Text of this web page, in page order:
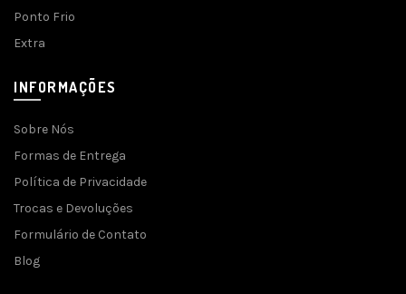
Ponto Frio
Extra
INFORMAÇÕES
Sobre Nós
Formas de Entrega
Política de Privacidade
Trocas e Devoluções
Formulário de Contato
Blog